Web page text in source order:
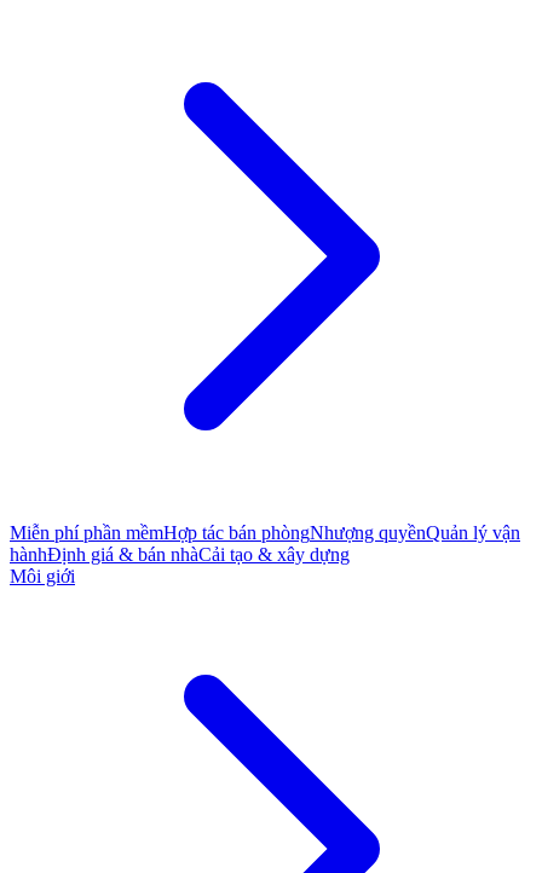
Miễn phí phần mềmHợp tác bán phòngNhượng quyềnQuản lý vận
hànhĐịnh giá & bán nhàCải tạo & xây dựng
Môi giới